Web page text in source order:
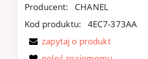
Producent:
CHANEL
Kod produktu:
4EC7-373AA
zapytaj o produkt